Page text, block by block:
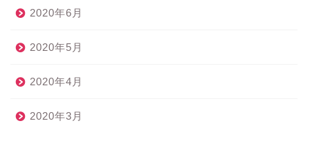
2020年6月
2020年5月
2020年4月
2020年3月